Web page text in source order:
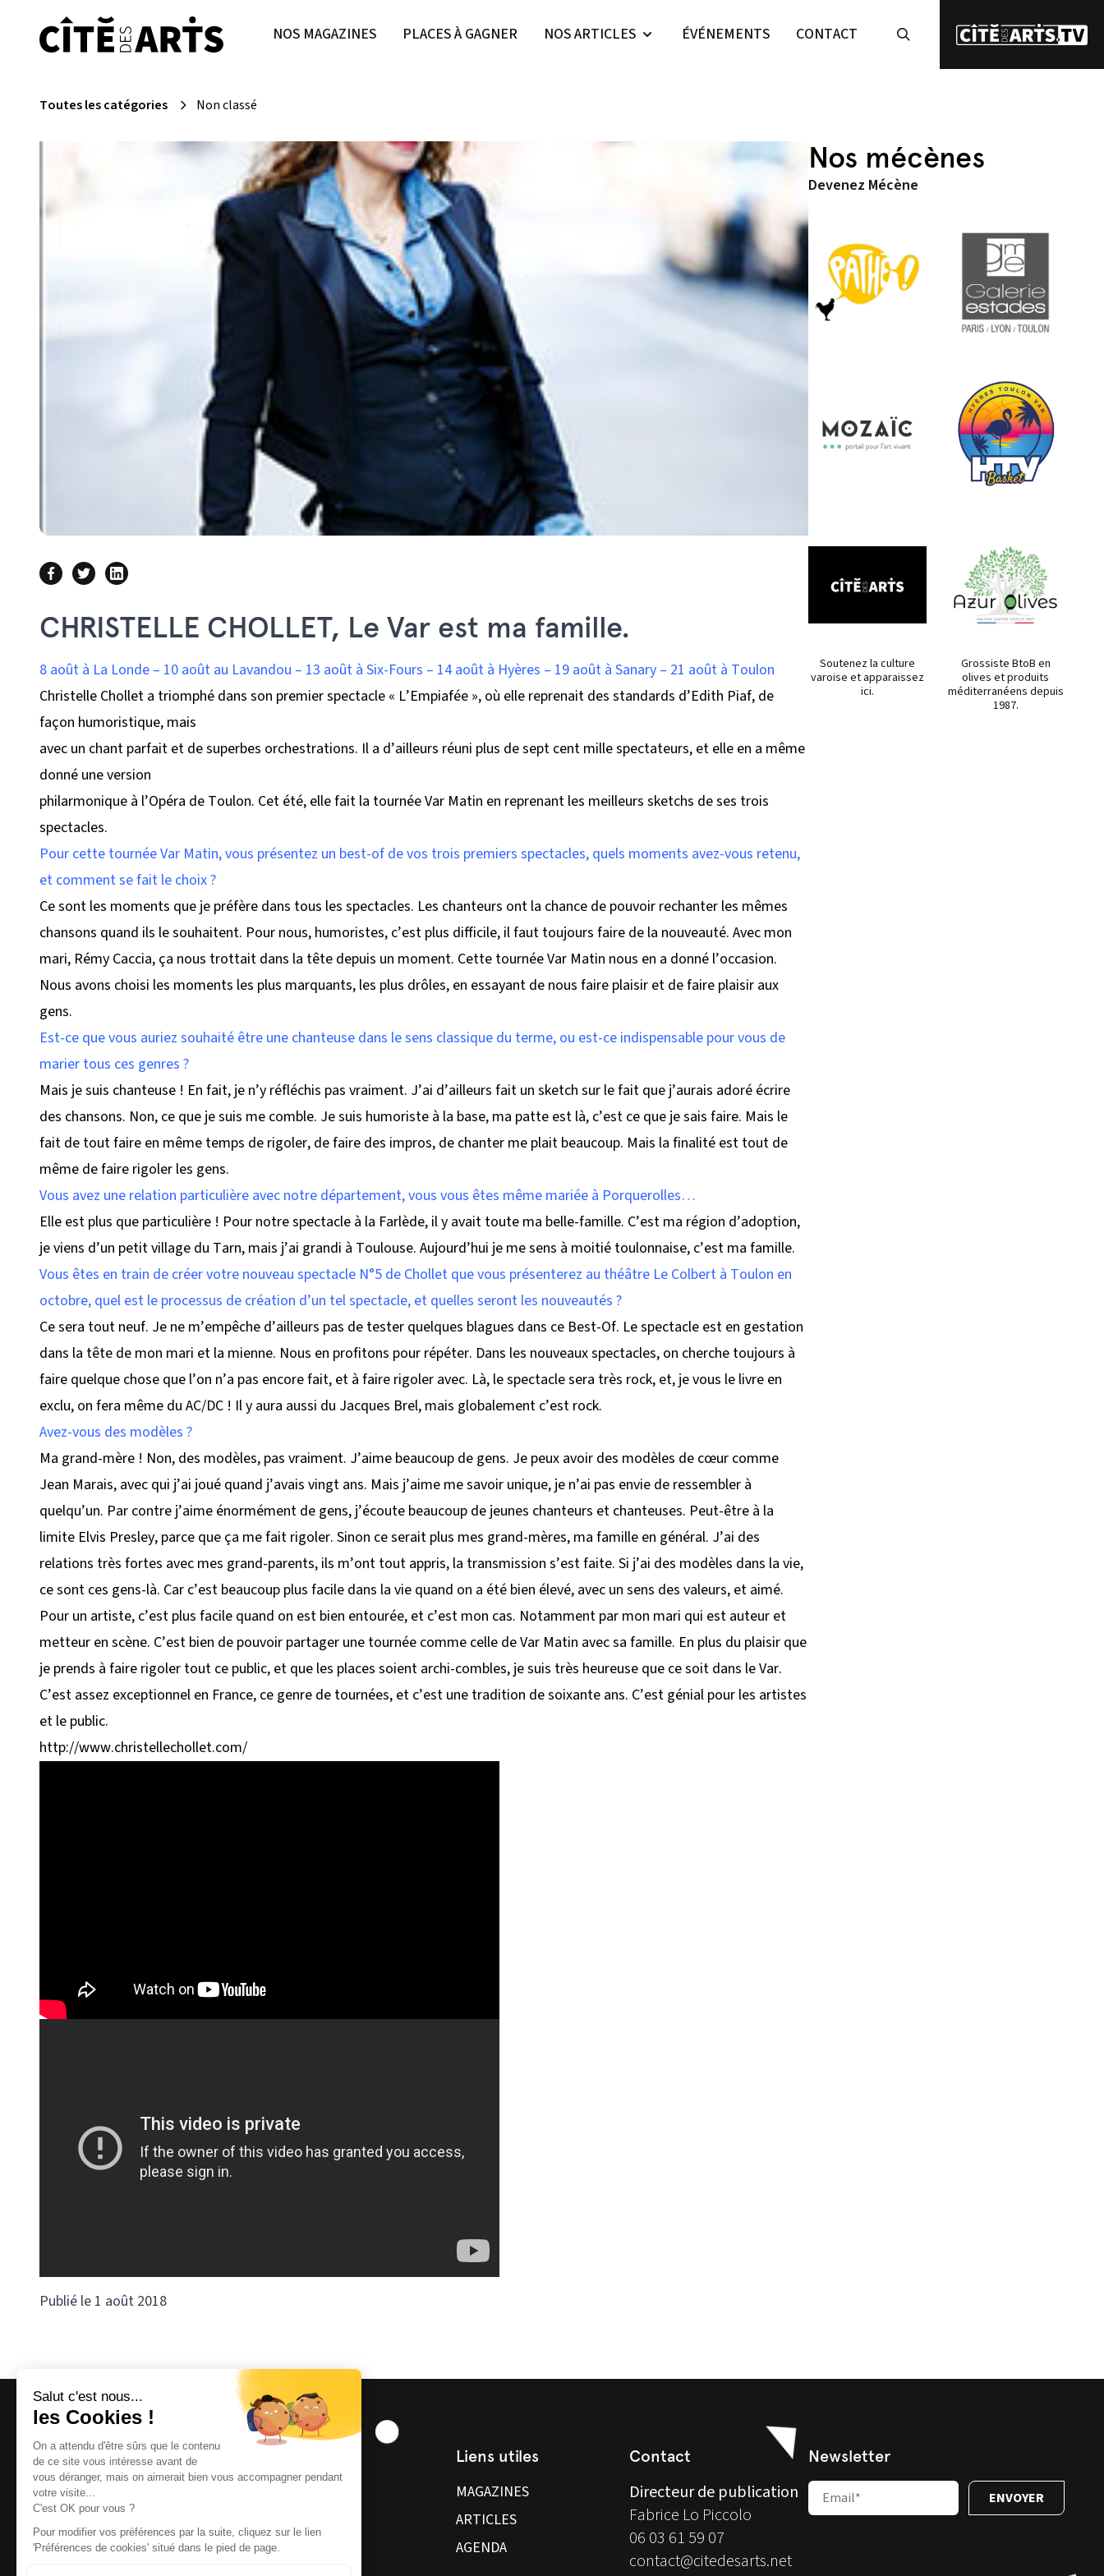
NOS MAGAZINES PLACES À GAGNER NOS ARTICLES ÉVÉNEMENTS CONTACT
Toutes les catégories Non classé
CHRISTELLE CHOLLET, Le Var est ma famille.
8 août à La Londe – 10 août au Lavandou – 13 août à Six-Fours – 14 août à Hyères – 19 août à Sanary – 21 août à Toulon
Christelle Chollet a triomphé dans son premier spectacle « L’Empiafée », où elle reprenait des standards d’Edith Piaf, de
façon humoristique, mais
avec un chant parfait et de superbes orchestrations. Il a d’ailleurs réuni plus de sept cent mille spectateurs, et elle en a même
donné une version
philarmonique à l’Opéra de Toulon. Cet été, elle fait la tournée Var Matin en reprenant les meilleurs sketchs de ses trois
spectacles.
Pour cette tournée Var Matin, vous présentez un best-of de vos trois premiers spectacles, quels moments avez-vous retenu,
et comment se fait le choix ?
Ce sont les moments que je préfère dans tous les spectacles. Les chanteurs ont la chance de pouvoir rechanter les mêmes
chansons quand ils le souhaitent. Pour nous, humoristes, c’est plus difficile, il faut toujours faire de la nouveauté. Avec mon
mari, Rémy Caccia, ça nous trottait dans la tête depuis un moment. Cette tournée Var Matin nous en a donné l’occasion.
Nous avons choisi les moments les plus marquants, les plus drôles, en essayant de nous faire plaisir et de faire plaisir aux
gens.
Est-ce que vous auriez souhaité être une chanteuse dans le sens classique du terme, ou est-ce indispensable pour vous de
marier tous ces genres ?
Mais je suis chanteuse ! En fait, je n’y réfléchis pas vraiment. J’ai d’ailleurs fait un sketch sur le fait que j’aurais adoré écrire
des chansons. Non, ce que je suis me comble. Je suis humoriste à la base, ma patte est là, c’est ce que je sais faire. Mais le
fait de tout faire en même temps de rigoler, de faire des impros, de chanter me plait beaucoup. Mais la finalité est tout de
même de faire rigoler les gens.
Vous avez une relation particulière avec notre département, vous vous êtes même mariée à Porquerolles…
Elle est plus que particulière ! Pour notre spectacle à la Farlède, il y avait toute ma belle-famille. C’est ma région d’adoption,
je viens d’un petit village du Tarn, mais j’ai grandi à Toulouse. Aujourd’hui je me sens à moitié toulonnaise, c’est ma famille.
Vous êtes en train de créer votre nouveau spectacle N°5 de Chollet que vous présenterez au théâtre Le Colbert à Toulon en
octobre, quel est le processus de création d’un tel spectacle, et quelles seront les nouveautés ?
Ce sera tout neuf. Je ne m’empêche d’ailleurs pas de tester quelques blagues dans ce Best-Of. Le spectacle est en gestation
dans la tête de mon mari et la mienne. Nous en profitons pour répéter. Dans les nouveaux spectacles, on cherche toujours à
faire quelque chose que l’on n’a pas encore fait, et à faire rigoler avec. Là, le spectacle sera très rock, et, je vous le livre en
exclu, on fera même du AC/DC ! Il y aura aussi du Jacques Brel, mais globalement c’est rock.
Avez-vous des modèles ?
Ma grand-mère ! Non, des modèles, pas vraiment. J’aime beaucoup de gens. Je peux avoir des modèles de cœur comme
Jean Marais, avec qui j’ai joué quand j’avais vingt ans. Mais j’aime me savoir unique, je n’ai pas envie de ressembler à
quelqu’un. Par contre j’aime énormément de gens, j’écoute beaucoup de jeunes chanteurs et chanteuses. Peut-être à la
limite Elvis Presley, parce que ça me fait rigoler. Sinon ce serait plus mes grand-mères, ma famille en général. J’ai des
relations très fortes avec mes grand-parents, ils m’ont tout appris, la transmission s’est faite. Si j’ai des modèles dans la vie,
ce sont ces gens-là. Car c’est beaucoup plus facile dans la vie quand on a été bien élevé, avec un sens des valeurs, et aimé.
Pour un artiste, c’est plus facile quand on est bien entourée, et c’est mon cas. Notamment par mon mari qui est auteur et
metteur en scène. C’est bien de pouvoir partager une tournée comme celle de Var Matin avec sa famille. En plus du plaisir que
je prends à faire rigoler tout ce public, et que les places soient archi-combles, je suis très heureuse que ce soit dans le Var.
C’est assez exceptionnel en France, ce genre de tournées, et c’est une tradition de soixante ans. C’est génial pour les artistes
et le public.
http://www.christellechollet.com/
Publié le 1 août 2018
Nos mécènes
Devenez Mécène
Soutenez la culture
varoise et apparaissez
ici.
Grossiste BtoB en
olives et produits
méditerranéens depuis
1987.
Magazine et site internet culturels varois.
Liens utiles
MAGAZINES
ARTICLES
AGENDA
Contact
Directeur de publication
Fabrice Lo Piccolo
06 03 61 59 07
contact@citedesarts.net
Newsletter